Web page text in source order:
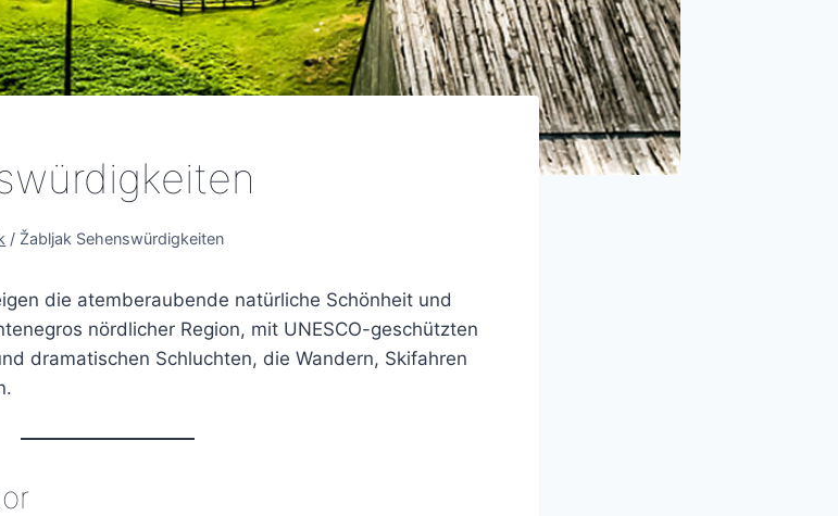
/ Žabljak Sehenswürdigkeiten
die atemberaubende natürliche Schönheit und
nördlicher Region, mit UNESCO-geschützten
dramatischen Schluchten, die Wandern, Skifahren